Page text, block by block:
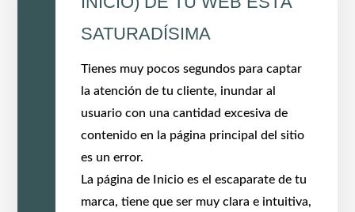
SATURADÍSIMA
Tienes muy pocos segundos para captar
la atención de tu cliente, inundar al
usuario con una cantidad excesiva de
contenido en la página principal del sitio
es un error.
La página de Inicio es el escaparate de tu
marca, tiene que ser muy clara e intuitiva,